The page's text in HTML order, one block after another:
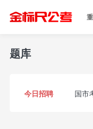
题库
今日招聘 国市